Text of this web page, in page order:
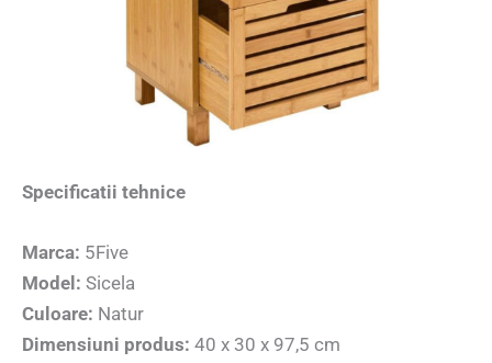
Specificatii tehnice
Marca: 5Five
Model: Sicela
Culoare: Natur
Dimensiuni produs: 40 x 30 x 97,5 cm